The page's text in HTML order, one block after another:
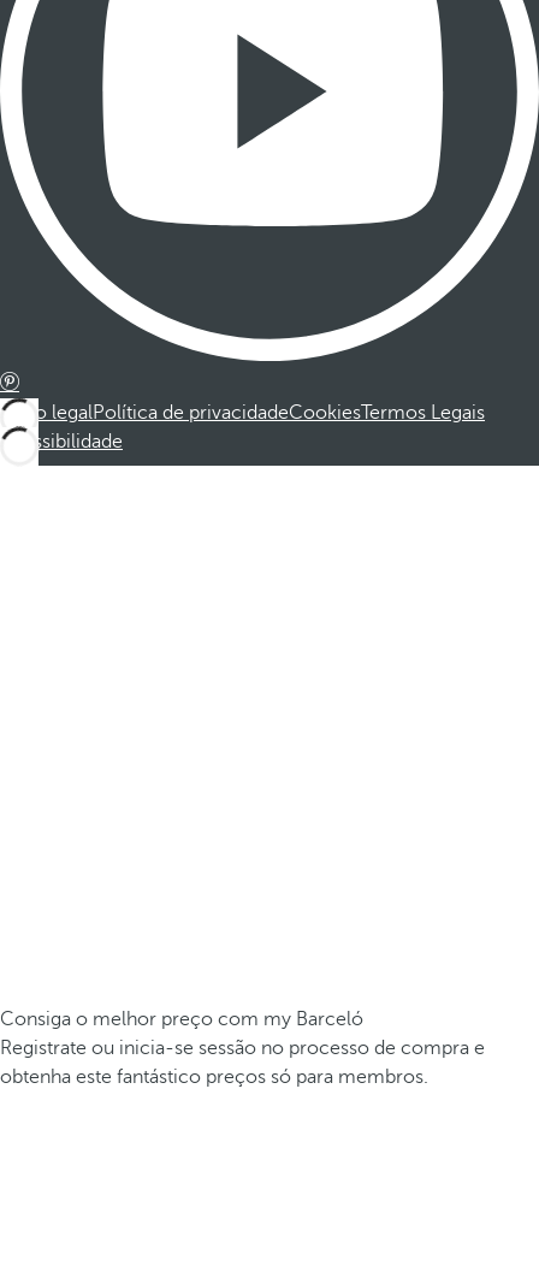
Aviso legalPolítica de privacidadeCookiesTermos Legais
Acessibilidade
Consiga o melhor preço com my Barceló
Registrate ou inicia-se sessão no processo de compra e
obtenha este fantástico preços só para membros.